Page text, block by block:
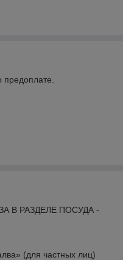
предоплате.
В РАЗДЕЛЕ ПОСУДА -
(для частных лиц)